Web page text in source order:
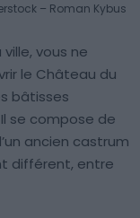
– Roman Kybus
vous ne
le Château du
bâtisses
se compose de
ancien castrum
différent, entre